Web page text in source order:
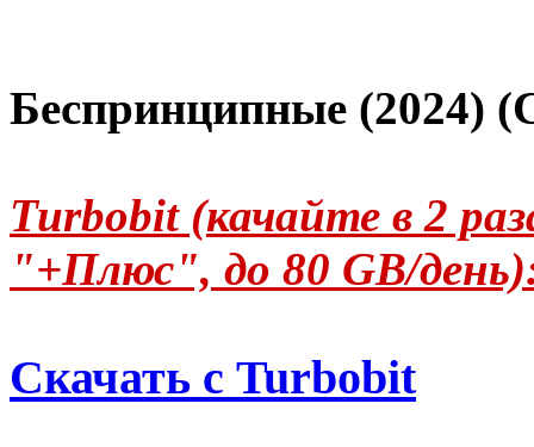
Беспринципные (2024)
Turbobit (качайте в 2
"+Плюс", до 80 GB/
Скачать с Turbobit